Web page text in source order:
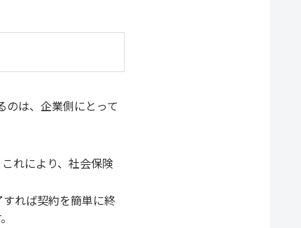
は、企業側にとって
れにより、社会保険
れば契約を簡単に終